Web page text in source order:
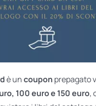
è uncoupon prepagato
100 euro e 150 euro,